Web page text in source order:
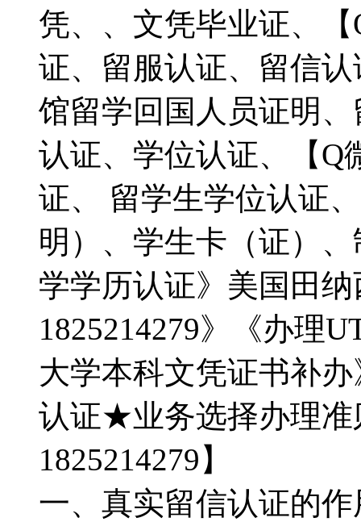
凭、、文凭毕业证、【
证、留服认证、留信
馆留学回国人员证明
认证、学位认证、【Q
证、 留学生学位认证
明）、学生卡（证）
学学历认证》美国田
1825214279》《办理
大学本科文凭证书补
认证★业务选择办理准
1825214279】
一、真实留信认证的